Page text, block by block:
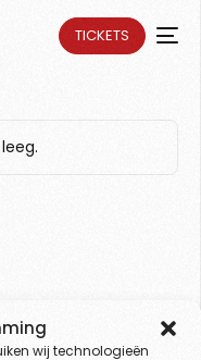
wij technologieën
TICKETS